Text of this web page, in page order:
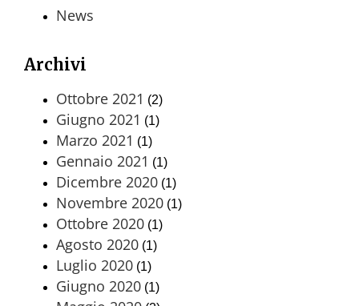
News
Archivi
Ottobre 2021 (2)
Giugno 2021 (1)
Marzo 2021 (1)
Gennaio 2021 (1)
Dicembre 2020 (1)
Novembre 2020 (1)
Ottobre 2020 (1)
Agosto 2020 (1)
Luglio 2020 (1)
Giugno 2020 (1)